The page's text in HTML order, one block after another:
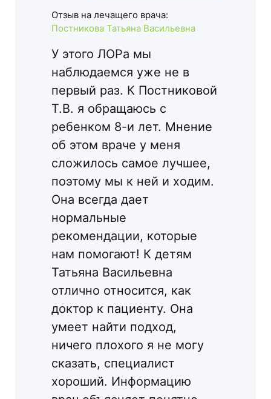
Отзыв на лечащего врача:
Постникова Татьяна Васильевна
У этого ЛОРа мы
наблюдаемся уже не в
первый раз. К Постниковой
Т.В. я обращаюсь с
ребенком 8-и лет. Мнение
об этом враче у меня
сложилось самое лучшее,
поэтому мы к ней и ходим.
Она всегда дает
нормальные
рекомендации, которые
нам помогают! К детям
Татьяна Васильевна
отлично относится, как
доктор к пациенту. Она
умеет найти подход,
ничего плохого я не могу
сказать, специалист
хороший. Информацию